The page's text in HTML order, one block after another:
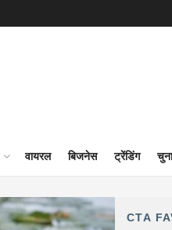
वायरल बिजनेस ट्रेंडिंग